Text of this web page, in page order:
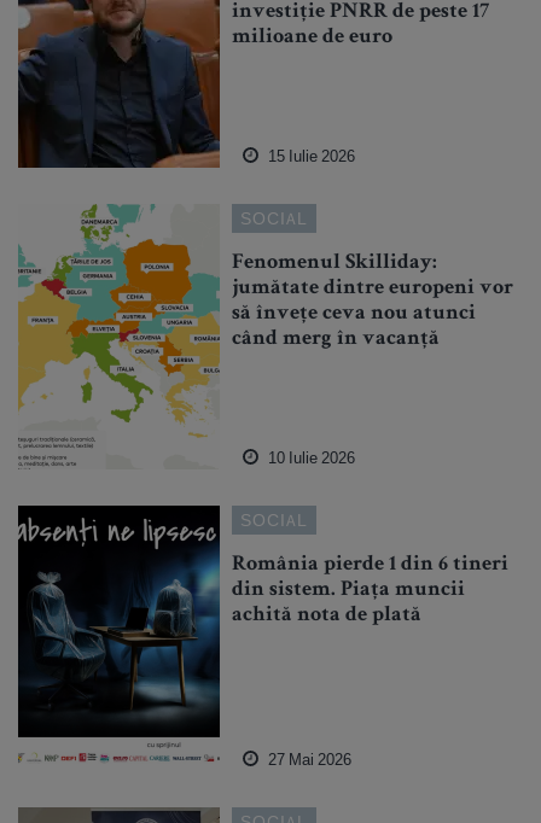
investiție PNRR de peste 17
milioane de euro
15 Iulie 2026
SOCIAL
Fenomenul Skilliday:
jumătate dintre europeni vor
să învețe ceva nou atunci
când merg în vacanță
10 Iulie 2026
SOCIAL
România pierde 1 din 6 tineri
din sistem. Piața muncii
achită nota de plată
27 Mai 2026